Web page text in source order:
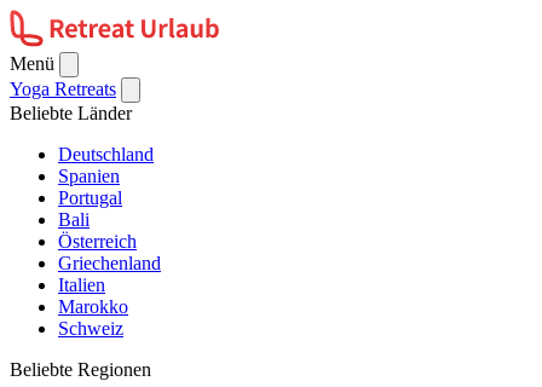
Menü
Yoga Retreats
Beliebte Länder
Deutschland
Spanien
Portugal
Bali
Österreich
Griechenland
Italien
Marokko
Schweiz
Beliebte Regionen